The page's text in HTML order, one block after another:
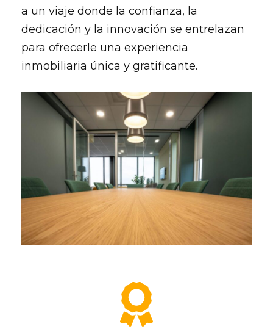
a un viaje donde la confianza, la
dedicación y la innovación se entrelazan
para ofrecerle una experiencia
inmobiliaria única y gratificante.